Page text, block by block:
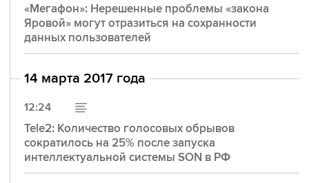
«Мегафон»: Нерешенные проблемы «закона
Яровой» могут отразиться на сохранности
данных пользователей
14 марта 2017 года
12:24
Tele2: Количество голосовых обрывов
сократилось на 25% после запуска
интеллектуальной системы SON в РФ
ИСТОРИЯ ИСКУССТВА